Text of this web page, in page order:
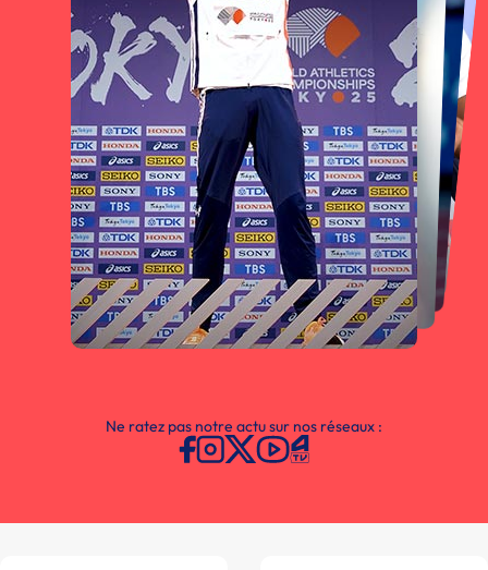
Ne ratez pas notre actu sur nos réseaux :